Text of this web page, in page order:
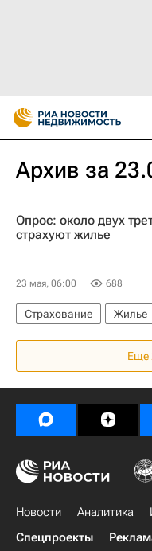
Архив за
Опрос: около двух
страхуют жилье
23 мая, 06:00 688
Страхование Жилье
Еще
Новости Аналитика
Спецпроекты